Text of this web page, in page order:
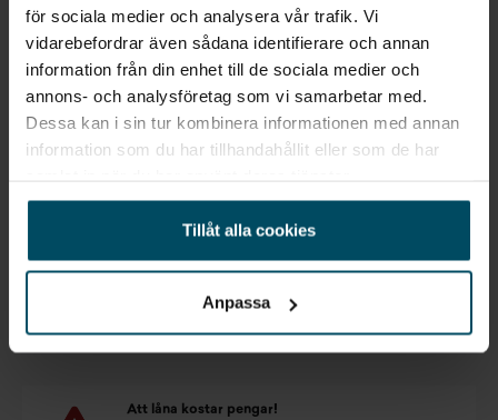
för sociala medier och analysera vår trafik. Vi
vidarebefordrar även sådana identifierare och annan
information från din enhet till de sociala medier och
annons- och analysföretag som vi samarbetar med.
Dessa kan i sin tur kombinera informationen med annan
information som du har tillhandahållit eller som de har
Tillåt alla cookies
Anpassa
Vimmerby
Hyundai IONIQ 5 Elbil
Rwd 84kWh Advanced Billånskampanj
NY 2027 • 0 mil • Elbil
6 691 kr/mån
Företagsleasing
Att låna kostar pengar!